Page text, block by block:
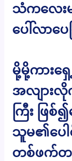
သံကလေး
ပေါ်လာပေ
မို့မို့ကားရှ
အလျား
ကြီး ဖြစ်
သူမ၏ပေ
တစ်ဖက်တ